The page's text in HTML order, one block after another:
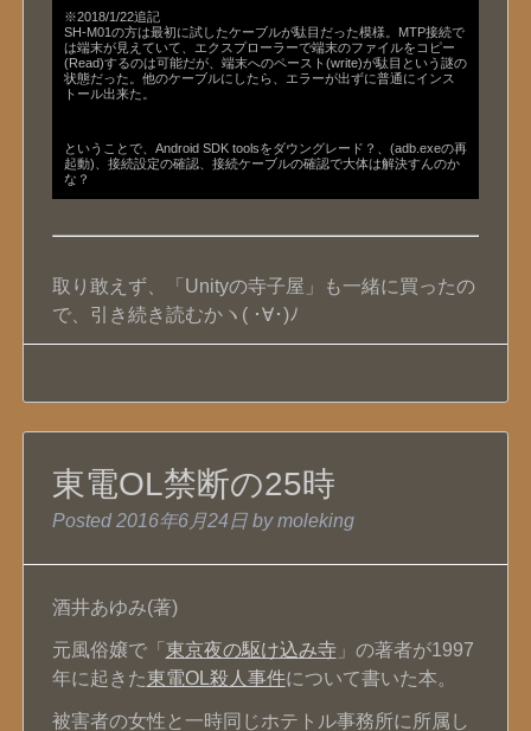
※2018/1/22追記
SH-M01の方は最初に試したケーブルが駄目だった模様。MTP接続で
は端末が見えていて、エクスプローラーで端末のファイルをコピー
(Read)するのは可能だが、端末へのペースト(write)が駄目という謎の
状態だった。他のケーブルにしたら、エラーが出ずに普通にインス
トール出来た。
ということで、Android SDK toolsをダウングレード？、(adb.exeの再
起動)、接続設定の確認、接続ケーブルの確認で大体は解決すんのか
な？
取り敢えず、「Unityの寺子屋」も一緒に買ったの
で、引き続き読むかヽ( ･∀･)ﾉ
東電OL禁断の25時
Posted2016年6月24日 by moleking
酒井あゆみ(著)
元風俗嬢で「 東京夜の駆け込み寺」の著者が1997
年に起きた東電OL殺人事件について書いた本。
被害者の女性と一時同じホテトル事務所に所属し